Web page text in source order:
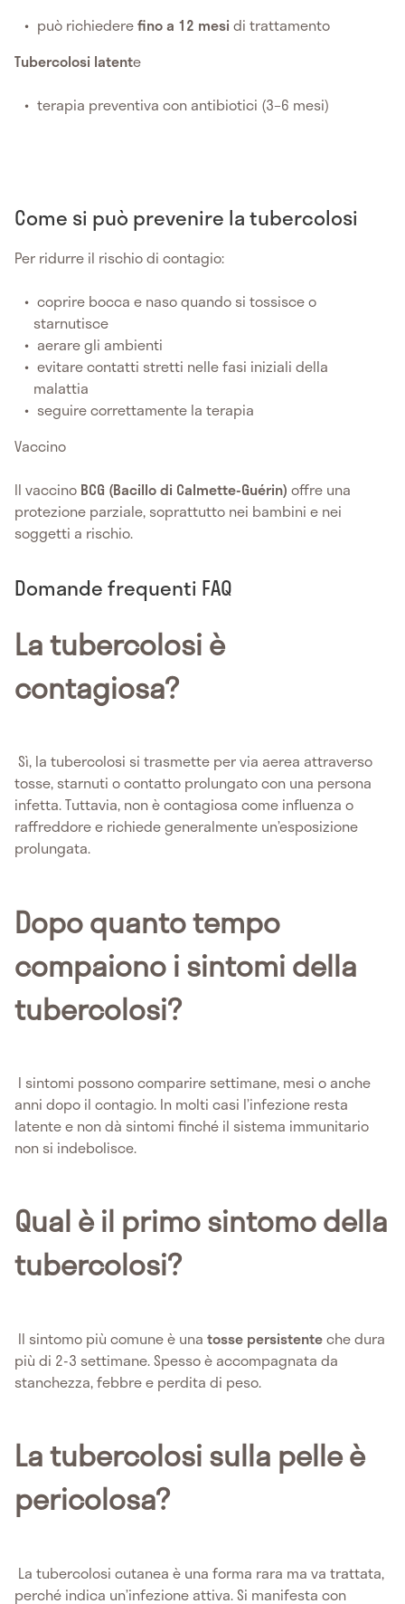
può richiederefino a 12 mesidi trattamento
Tubercolosi latente
terapia preventiva con antibiotici (3–6 mesi)
Come si può prevenire la tubercolosi
Per ridurre il rischio di contagio:
coprire bocca e naso quando si tossisce o
starnutisce
aerare gli ambienti
evitare contatti stretti nelle fasi iniziali della
malattia
seguire correttamente la terapia
Vaccino
Il vaccino BCG (Bacillo di Calmette-Guérin) offre una
protezione parziale, soprattutto nei bambini e nei
soggetti a rischio.
Domande frequenti FAQ
La tubercolosi è
contagiosa?
Sì, la tubercolosi si trasmette per via aerea attraverso
tosse, starnuti o contatto prolungato con una persona
infetta. Tuttavia, non è contagiosa come influenza o
raffreddore e richiede generalmente un’esposizione
prolungata.
Dopo quanto tempo
compaiono i sintomi della
tubercolosi?
I sintomi possono comparire settimane, mesi o anche
anni dopo il contagio. In molti casi l’infezione resta
latente e non dà sintomi finché il sistema immunitario
non si indebolisce.
Qual è il primo sintomo della
tubercolosi?
Il sintomo più comune è una tosse persistenteche dura
più di 2-3 settimane. Spesso è accompagnata da
stanchezza, febbre e perdita di peso.
La tubercolosi sulla pelle è
pericolosa?
La tubercolosi cutanea è una forma rara ma va trattata,
perché indica un’infezione attiva. Si manifesta con